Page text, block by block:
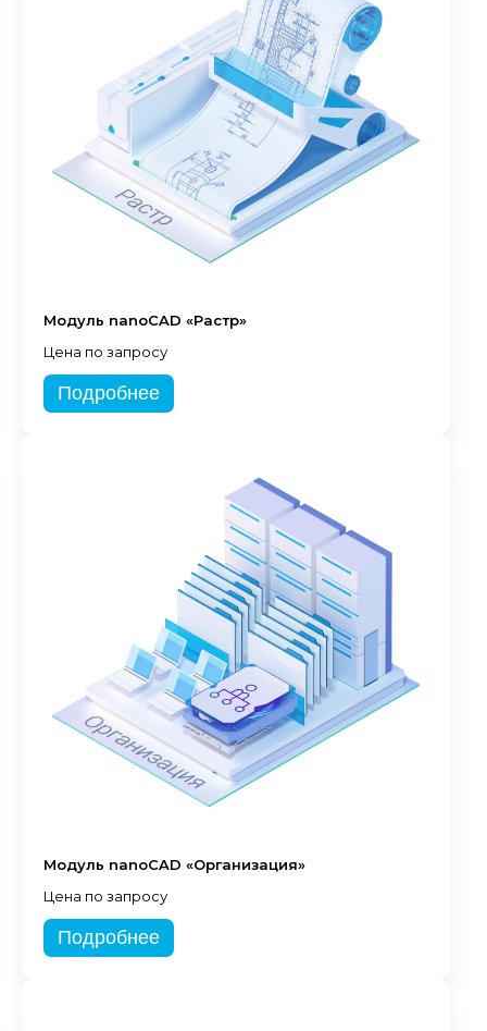
Модуль nanoCAD «Растр»
Цена по запросу
Подробнее
Модуль nanoCAD «Организация»
Цена по запросу
Подробнее